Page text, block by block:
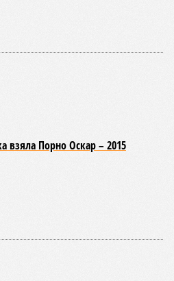
взяла Порно Оскар – 2015